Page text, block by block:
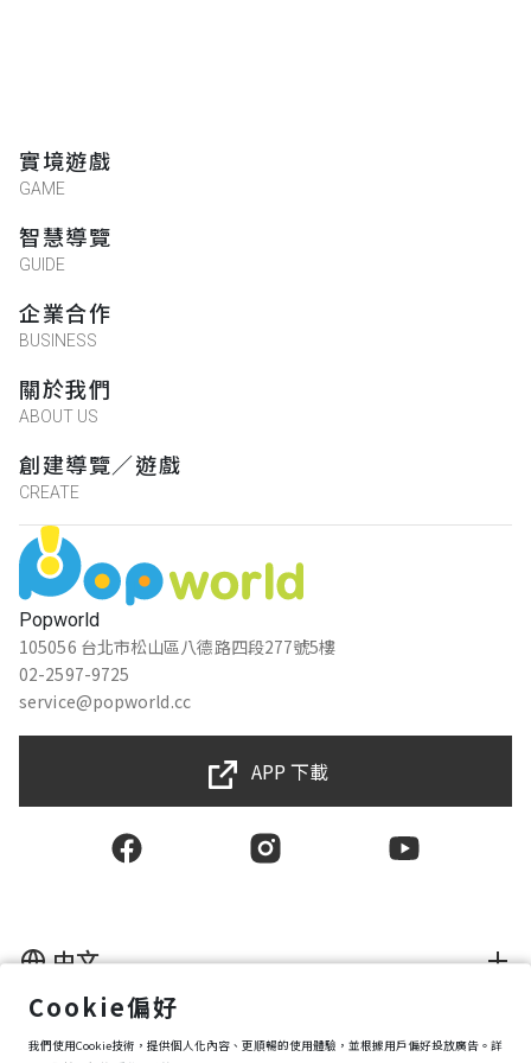
2019-03-27 16:41:53
2019-03-27 15:57:03
Winnie Chu
2018-10-14 13:12:09 ★★★★★
陳御峰
2018-10-14 13:09:24
蹦蹦蹦
2018-07-20 15:44:32 ★★★★★
Popworld
105056 台北市松山區八德路四段277號5樓
02-2597-9725
service@popworld.cc
實境遊戲
GAME
智慧導覽
GUIDE
企業合作
BUSINESS
關於我們
ABOUT US
創建導覽／遊戲
CREATE
APP 下載
隱私權保護政策
中文
Cookie偏好
我們使用Cookie技術，提供個人化內容、更順暢的使用體驗，並根據用戶偏好投放廣告。詳